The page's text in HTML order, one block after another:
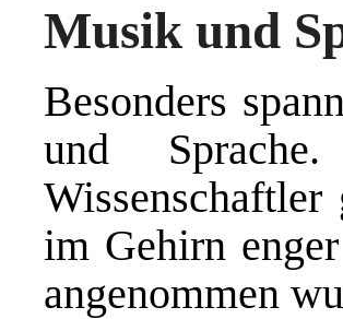
Musik und
Besonders
und
Wissenschaftler
im Gehirn
angenommen